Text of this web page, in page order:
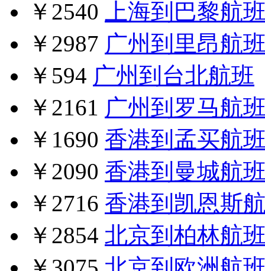
￥2540
上海到巴黎航
￥2987 广州到里昂航
￥594 广州到台北航班
￥2161 广州到罗马航
￥1690 香港到孟买航
￥2090 香港到曼城航
￥2716 香港到凯恩斯
￥2854 北京到柏林航